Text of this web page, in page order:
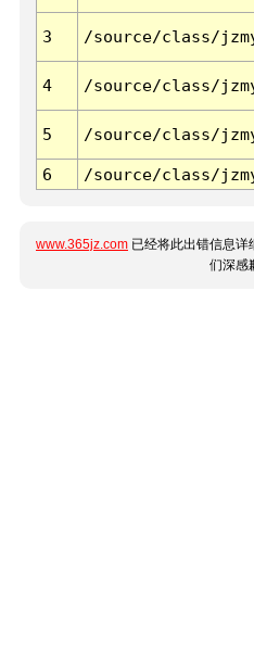
3 /source/class/
4 /source/class/
5 /source/class/
6 /source/class/
www.365jz.com 已经将此出错信息详
们深感